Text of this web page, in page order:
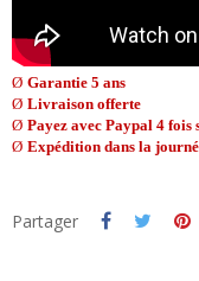
Ø Garantie 5 ans
Ø Livraison offerte
Ø Payez avec Paypal 4 fois
Ø Expédition dans la
Partager